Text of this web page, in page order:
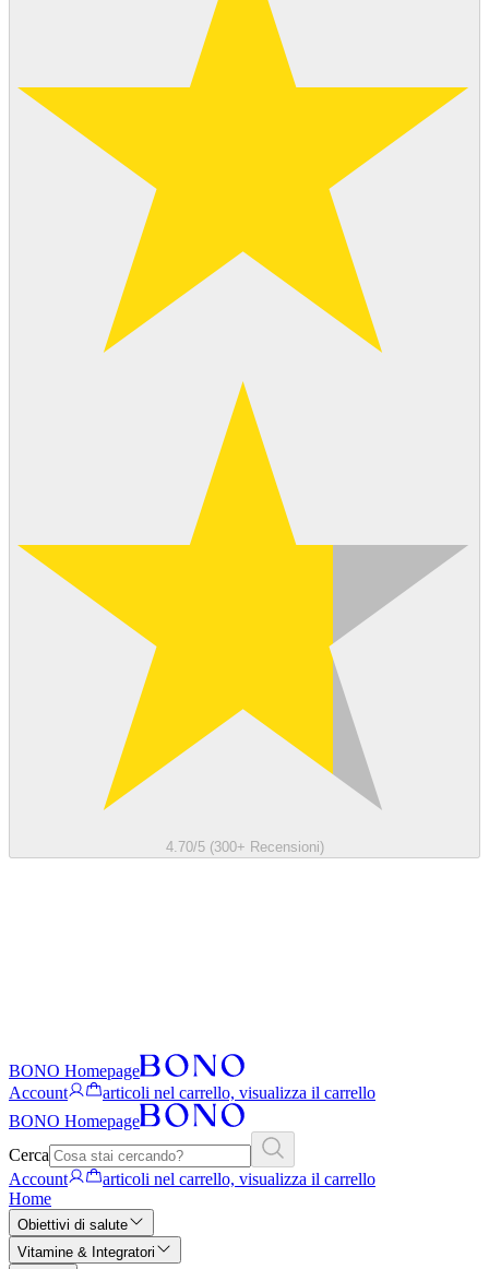
4.70/5 (300+ Recensioni)
BONO Homepage
Account
articoli nel carrello, visualizza il carrello
BONO Homepage
Cerca
Account
articoli nel carrello, visualizza il carrello
Home
Obiettivi di salute
Vitamine & Integratori